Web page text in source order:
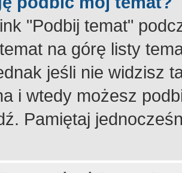
"Podbij temat"
na górę listy
jeśli nie widzisz
i wtedy możesz
Pamiętaj